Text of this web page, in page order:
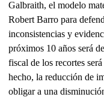
Galbraith, el modelo
Robert Barro para
inconsistencias y
próximos 10 años será
fiscal de los recortes
hecho, la reducción de
obligar a una